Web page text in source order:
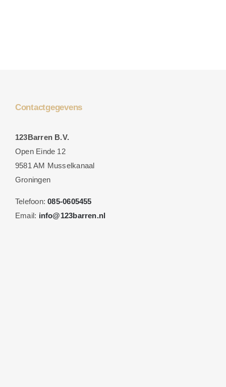
Contactgegevens
123Barren B.V.
Open Einde 12
9581 AM Musselkanaal
Groningen
Telefoon:085-0605455
Email: info@123barren.nl